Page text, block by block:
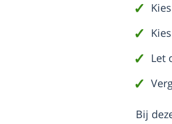
Let
Bij